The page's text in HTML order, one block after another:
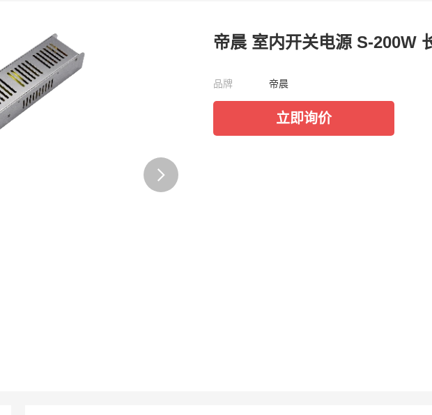
帝晨 室内开关电源 S-200W
品牌 帝晨